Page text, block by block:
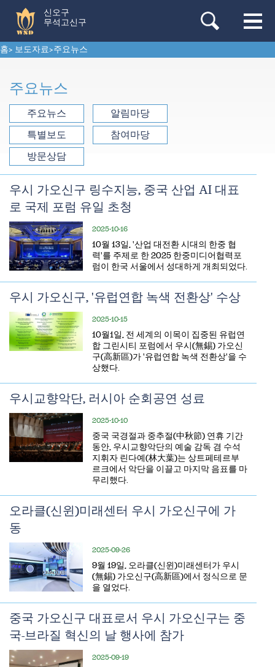
신오구
무석고신구
홈> 보도자료>주요뉴스
주요뉴스
우시 가오신구 링수지능, 중국 산업 AI 대표
로 국제 포럼 유일 초청
2025-10-16
​10월 13일, '산업 대전환 시대의 한중 협
력'를 주제로 한 2025 한중미디어협력포
럼이 한국 서울에서 성대하게 개최되었다.
우시 가오신구, '유럽연합 녹색 전환상' 수상
2025-10-15
10월1일, 전 세계의 이목이 집중된 유럽연
합 그린시티 포럼에서 우시(無錫) 가오신
구(高新區)가 '유럽연합 녹색 전환상'을 수
상했다.
우시교향악단, 러시아 순회공연 성료
2025-10-10
중국 국경절과 중추절(中秋節) 연휴 기간
동안, 우시교향악단의 예술 감독 겸 수석
지휘자 린다예(林大葉)는 상트페테르부
르크에서 악단을 이끌고 마지막 음표를 마
무리했다.
오라클(신윈)미래센터 우시 가오신구에 가
동
2025-09-26
​9월 19일, 오라클(신윈)미래센터가 우시
(無錫) 가오신구(高新區)에서 정식으로 문
을 열었다.
중국 가오신구 대표로서 우시 가오신구는 중
국-브라질 혁신의 날 행사에 참가
2025-09-19
주요뉴스
알림마당
특별보도
참여마당
방문상담